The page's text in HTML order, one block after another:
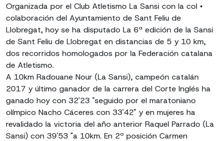
Organizada por el Club Atletismo La Sansi con la col •
colaboración del Ayuntamiento de Sant Feliu de
Llobregat, hoy se ha disputado La 6ª edición de la Sansi
de Sant Feliu de Llobregat en distancias de 5 y 10 km,
dos recorridos homologados por la Federación catalana
de Atletismo.
A 10km Radouane Nour (La Sansi), campeón catalán
2017 y último ganador de la carrera del Corte Inglés ha
ganado hoy con 32'23 "seguido por el maratoniano
olímpico Nacho Cáceres con 33'42" y en mujeres ha
revalidado la victoria del año anterior Raquel Parrado (La
Sansi) con 39'53 "a 10km. En 2ª posición Carmen